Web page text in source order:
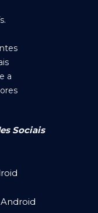
a
Sociais